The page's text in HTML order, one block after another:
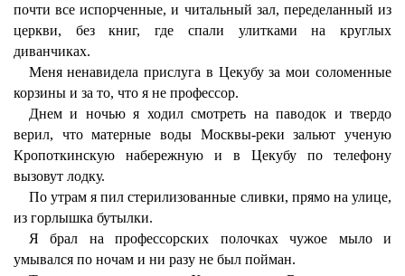
почти все испорченные, и читальный зал, переделанный из
церкви, без книг, где спали улитками на круглых
диванчиках.
Меня ненавидела прислуга в Цекубу за мои соломенные
корзины и за то, что я не профессор.
Днем и ночью я ходил смотреть на паводок и твердо
верил, что матерные воды Москвы-реки зальют ученую
Кропоткинскую набережную и в Цекубу по телефону
вызовут лодку.
По утрам я пил стерилизованные сливки, прямо на улице,
из горлышка бутылки.
Я брал на профессорских полочках чужое мыло и
умывался по ночам и ни разу не был пойман.